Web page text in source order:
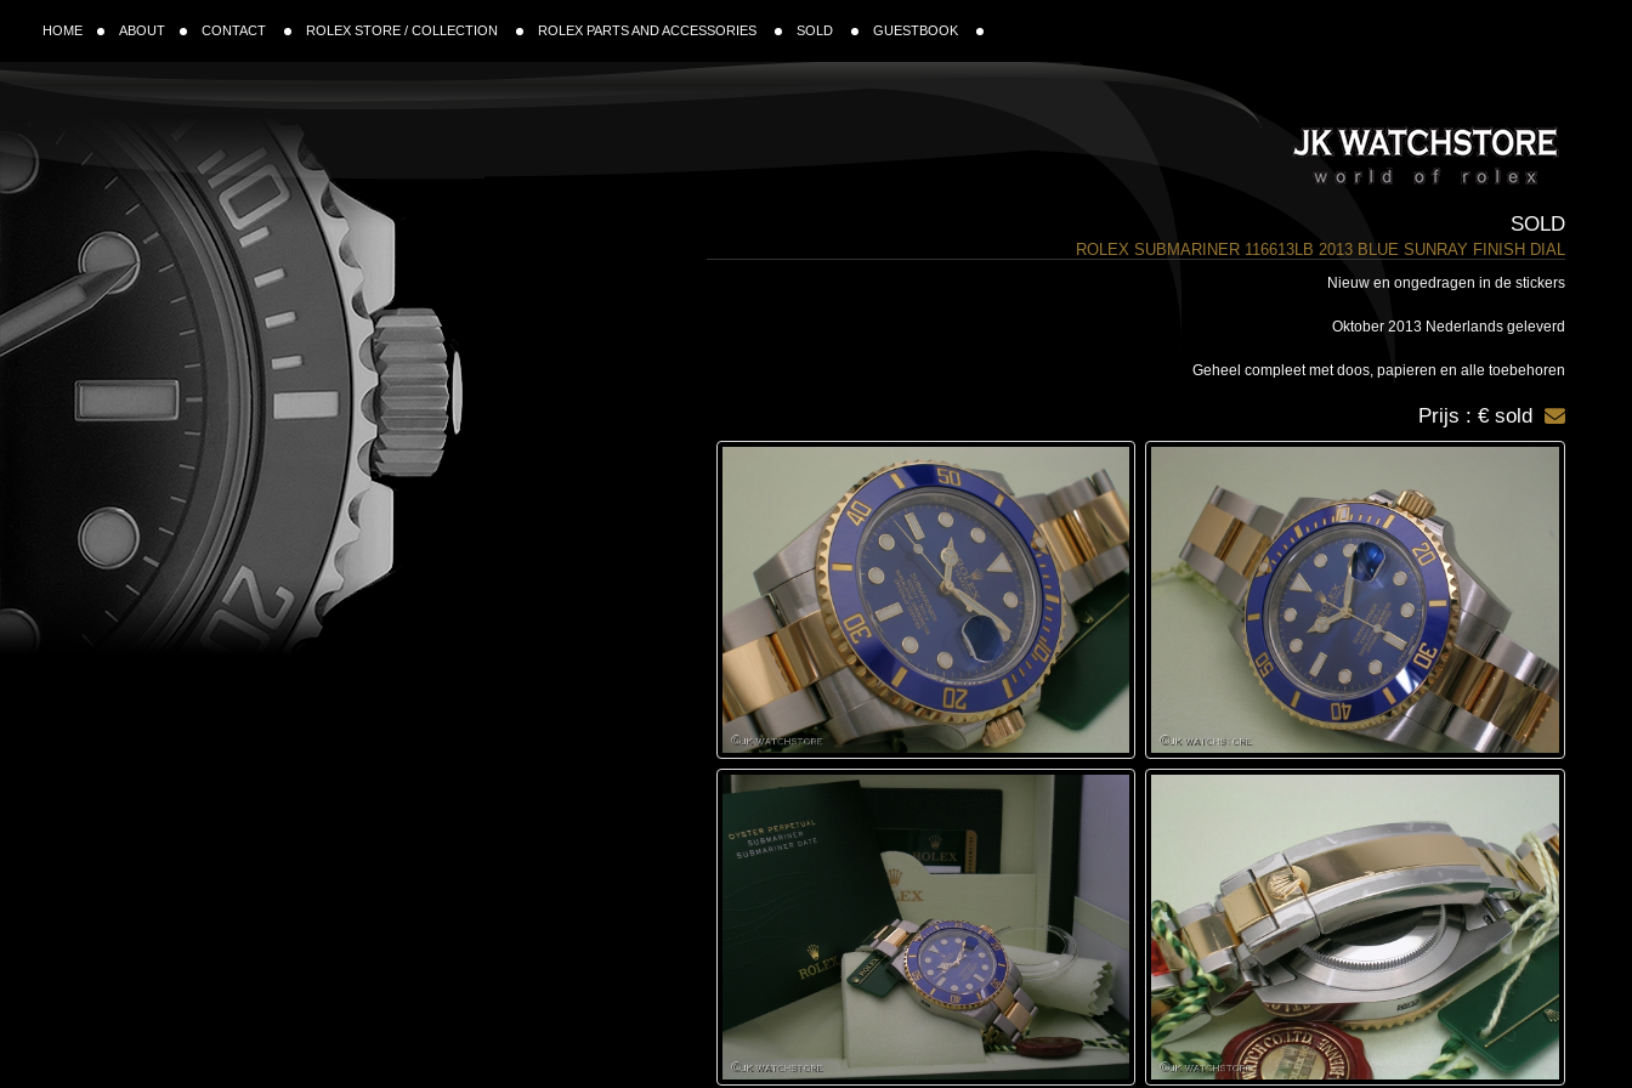
HOME ABOUT CONTACT ROLEX STORE / COLLECTION ROLEX PARTS AND ACCESSORIES SOLD GUESTBOOK
SOLD
ROLEX SUBMARINER 116613LB 2013 BLUE SUNRAY FINISH DIAL
Nieuw en ongedragen in de stickers
Oktober 2013 Nederlands geleverd
Geheel compleet met doos, papieren en alle toebehoren
Prijs : € sold